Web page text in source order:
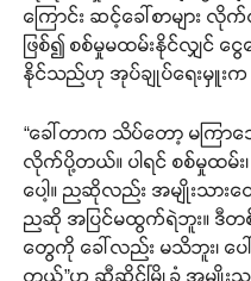
ကြောင်း ဆင့်ခေါ်စာများ
ဖြစ်၍ စစ်မှုမထမ်းနိုင်လျှင် ငွ
နိုင်သည်ဟု အုပ်ချုပ်ရေးမှူးက
“ခေါ်တာက သိပ်တော့ မကြာသ
လိုက်ပို့တယ်။ ပါရင် စစ်မှုထမ်း
ပေါ့။ ညဆိုလည်း အမျိုးသာ
ညဆို အပြင်မထွက်ရဲဘူး။ ဒီတ
တွေကို ခေါ်လည်း မသိဘူး၊ ပ
တယ်”ဟု ဆီဆိုင်မြို့ခံ အမျိုးသ